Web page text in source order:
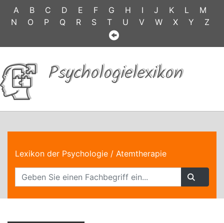
A B C D E F G H I J K L
M
N
O P Q R S T U V W X Y Z
Psychologielexikon
Lexikon der Psychologie / Atemtherapie